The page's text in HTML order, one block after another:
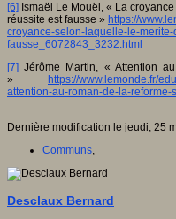
[6] Ismaël Le Mouël, « La
réussite est fausse » https://
croyance-selon-laquelle-le-
fausse_6072843_3232.html
[7] Jérôme Martin, « Attention
»
https://www.lemonde.fr/
attention-au-roman-de-la-
Dernière modification le jeudi, 25
Communs,
Desclaux Bernard